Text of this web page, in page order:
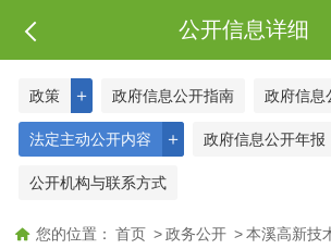
公开信息详细
＋
政策 政府信息公开指南 政府信息
＋
法定主动公开内容 政府信息公开年报
公开机构与联系方式
您的位置： 首页 > 政务公开 > 本溪高新技